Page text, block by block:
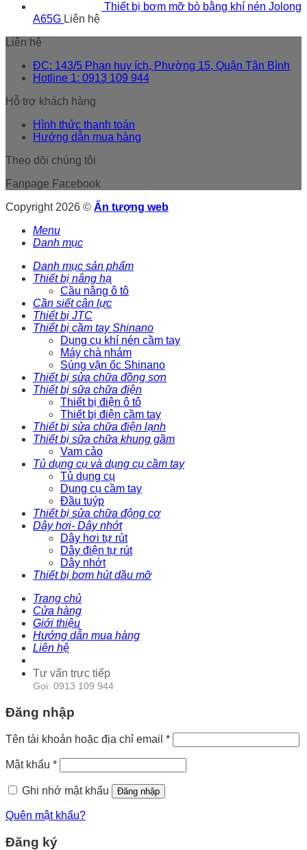
Thiết bị bơm mỡ bò bằng khí nén Jolong
A65G Liên hệ
Liên hệ
ĐC: 143/5 Phan huy ích, Phường 15, Quận Tân Bình
Hotline 1: 0913 109 944
Hỗ trợ khách hàng
Hình thức thanh toán
Hướng dẫn mua hàng
Theo dõi chúng tôi
Fanpage Facebook
Copyright 2026 © Ấn tượng web
Menu
Danh mục
Danh mục sản phẩm
Thiết bị nâng hạ
Cầu nâng ô tô
Cần siết cân lực
Thiết bị JTC
Thiết bị cầm tay Shinano
Dụng cụ khí nén cầm tay
Máy chà nhám
Súng vặn ốc Shinano
Thiết bị sửa chữa đồng sơn
Thiết bị sữa chữa điện
Thiết bị điện ô tô
Thiết bị điện cầm tay
Thiết bị sửa chữa điện lạnh
Thiết bị sữa chữa khung gầm
Vam cảo
Tủ dụng cụ và dụng cụ cầm tay
Tủ dụng cụ
Dụng cụ cầm tay
Đầu tuýp
Thiết bị sửa chữa động cơ
Dây hơi- Dây nhớt
Dây hơi tự rút
Dây điện tự rút
Dây nhớt
Thiết bị bơm hút dầu mỡ
Trang chủ
Cửa hàng
Giới thiệu
Hướng dẫn mua hàng
Liên hệ
Tư vấn trực tiếp
Gọi: 0913 109 944
Đăng nhập
Tên tài khoản hoặc địa chỉ email *
Mật khẩu *
Ghi nhớ mật khẩu Đăng nhập
Quên mật khẩu?
Đăng ký